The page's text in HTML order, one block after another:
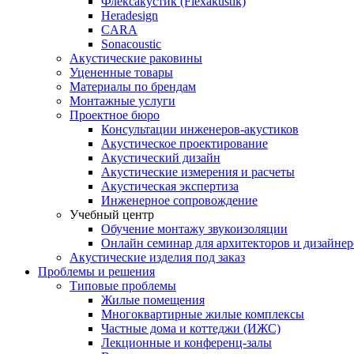
Heradesign
CARA
Sonacoustic
Акустические раковины
Уцененные товары
Материалы по брендам
Монтажные услуги
Проектное бюро
Консультации инженеров-акустиков
Акустическое проектирование
Акустический дизайн
Акустические измерения и расчеты
Акустическая экспертиза
Инженерное сопровождение
Учебный центр
Обучение монтажу звукоизоляции
Онлайн семинар для архитекторов и
Акустические изделия под заказ
Проблемы и решения
Типовые проблемы
Жилые помещения
Многоквартирные жилые комплексы
Частные дома и коттеджи (ИЖС)
Лекционные и конференц-залы